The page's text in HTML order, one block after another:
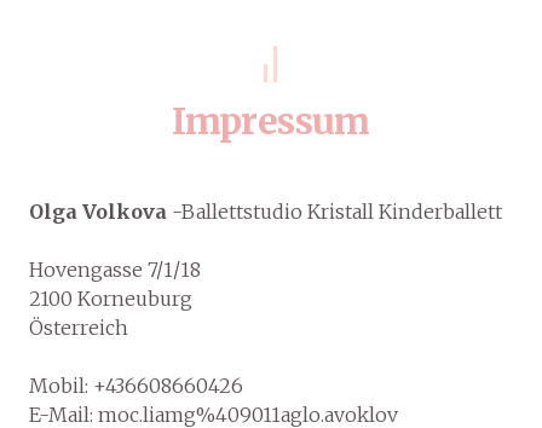
Impressum
Olga Volkova -Ballettstudio Kristall Kinderballett
Hovengasse 7/1/18
2100 Korneuburg
Österreich
Mobil: +436608660426
E-Mail: moc.liamg%409011aglo.avoklov